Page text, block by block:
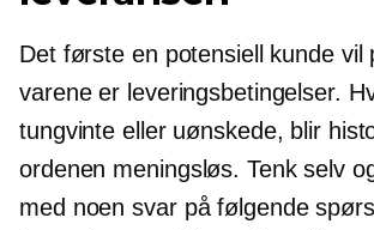
Det første en potensiell kunde vil
varene er leveringsbetingelser.
tungvinte eller uønskede, blir
ordenen meningsløs. Tenk selv
med noen svar på følgende